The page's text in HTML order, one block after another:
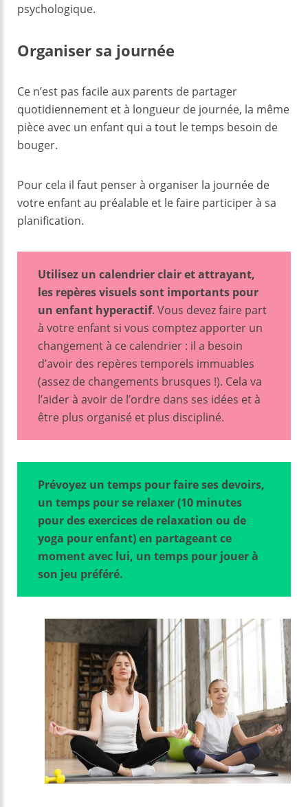
psychologique.
Organiser sa journée
Ce n’est pas facile aux parents de partager
quotidiennement et à longueur de journée, la même
pièce avec un enfant qui a tout le temps besoin de
bouger.
Pour cela il faut penser à organiser la journée de
votre enfant au préalable et le faire participer à sa
planification.
Utilisez un calendrier clair et attrayant,
les repères visuels sont importants pour
un enfant hyperactif. Vous devez faire part
à votre enfant si vous comptez apporter un
changement à ce calendrier : il a besoin
d’avoir des repères temporels immuables
(assez de changements brusques !). Cela va
l’aider à avoir de l’ordre dans ses idées et à
être plus organisé et plus discipliné.
Prévoyez un temps pour faire ses devoirs,
un temps pour se relaxer (10 minutes
pour des exercices de relaxation ou de
yoga pour enfant) en partageant ce
moment avec lui, un temps pour jouer à
son jeu préféré.